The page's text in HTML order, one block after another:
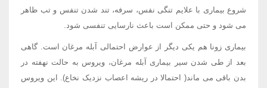
شروع بیماری با علایم تنگی نفس، سرفه، تند شدن تنفس و تب ظاهر
می شود و حتی ممکن است باعث نارسایی تنفسی شود.
بیماری زونا هم یکی دیگر از عوارض احتمالی آبله مرغان است. گاهی
بعد از طی شدن سیر بیماری آبله مرغان، ویروس به حالت نهفته در
بدن باقی می ماند( احتمالا در ریشه اعصاب نزدیک نخاع). این ویروس